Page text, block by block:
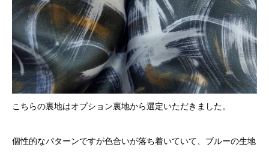
こちらの裏地はオプション裏地から選定いただきました。
個性的なパターンですが色合いが落ち着いていて、ブルーの生地